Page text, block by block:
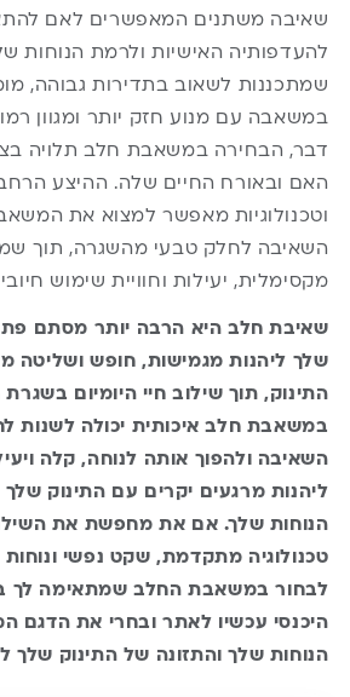
שאיבה משתנים המאפשרים לאם
להעדפותיה האישיות ולרמת הנוחות
שמתכננות לשאוב בתדירות גבוהה,
במשאבה עם מנוע חזק יותר ומגוון
דבר, הבחירה במשאבת חלב תלויה
האם ובאורח החיים שלה. ההיצע
וטכנולוגיות מאפשר למצוא את
השאיבה לחלק טבעי מהשגרה, תוך
מקסימלית, יעילות וחוויית שימוש
שאיבת חלב היא הרבה יותר מסתם
שלך ליהנות מגמישות, חופש ושליטה
התינוק, תוך שילוב חיי היומיום
במשאבת חלב איכותית יכולה לשנות
השאיבה ולהפוך אותה לנוחה, קלה
ליהנות מרגעים יקרים עם התינוק
הנוחות שלך. אם את מחפשת את
טכנולוגיה מתקדמת, שקט נפשי ונוחות
לבחור במשאבת החלב שמתאימה לך
היכנסי עכשיו לאתר ובחרי את הדגם
הנוחות שלך והתזונה של התינוק שלך